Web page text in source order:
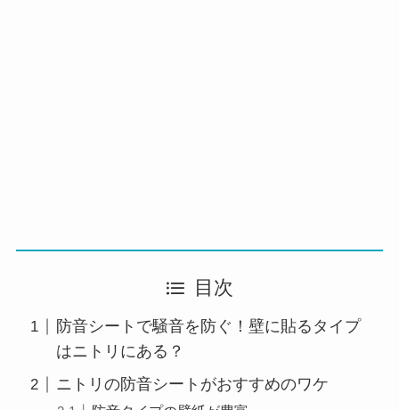
目次
防音シートで騒音を防ぐ！壁に貼るタイプ
はニトリにある？
ニトリの防音シートがおすすめのワケ